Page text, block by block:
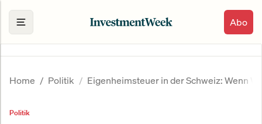
Abo
Home Politik Eigenheimsteuer in der Schweiz: Wenn
Politik